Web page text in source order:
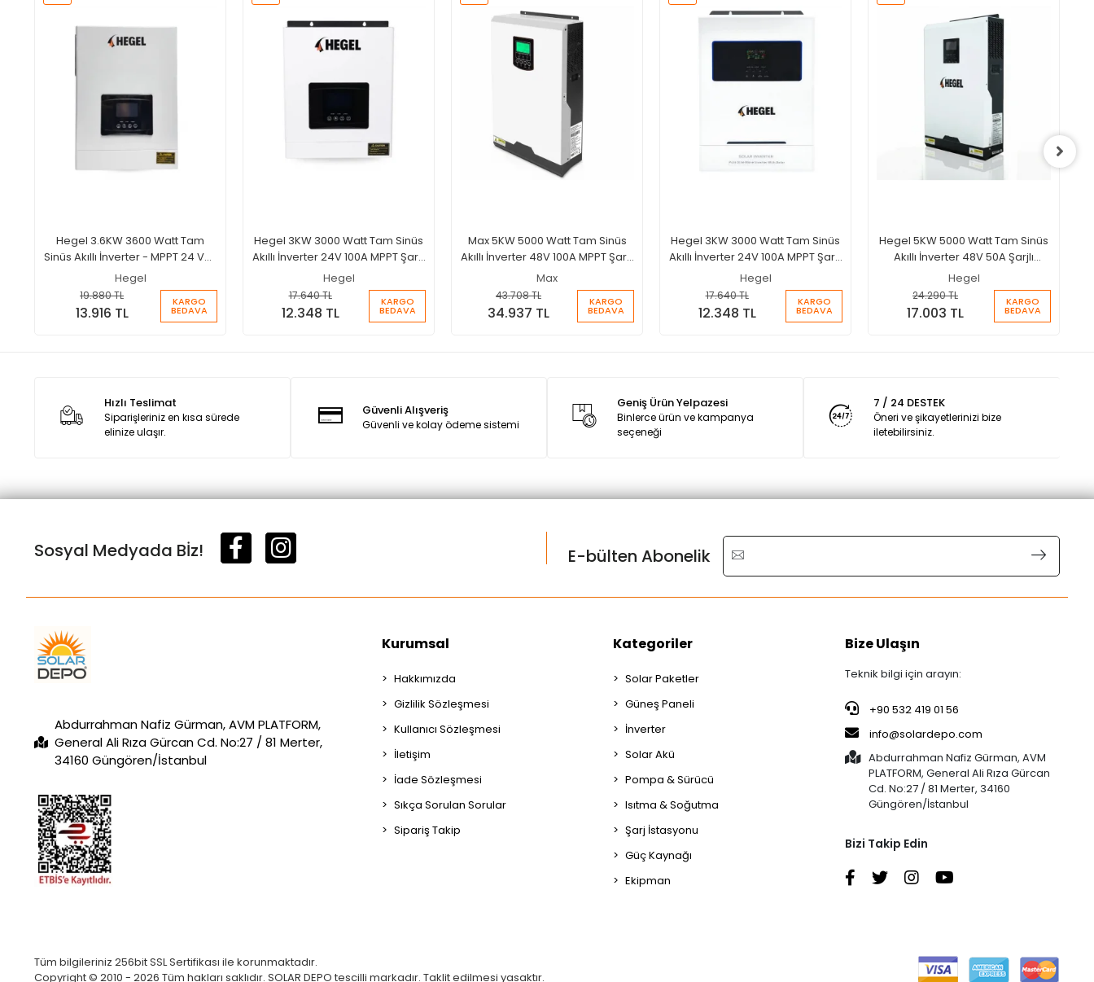
Hegel 3.6KW 3600 Watt Tam
Sinüs Akıllı İnverter - MPPT 24 Volt
100A Şarjlı İnverter
Hegel
19.880 TL
13.916 TL
KARGO
BEDAVA
Hegel 3KW 3000 Watt Tam Sinüs
Akıllı İnverter 24V 100A MPPT Şarjlı
İnverter
Hegel
17.640 TL
12.348 TL
KARGO
BEDAVA
Max 5KW 5000 Watt Tam Sinüs
Akıllı İnverter 48V 100A MPPT Şarjlı
İnverter
Max
43.708 TL
34.937 TL
KARGO
BEDAVA
Hegel 3KW 3000 Watt Tam Sinüs
Akıllı İnverter 24V 100A MPPT Şarjlı
İnverter
Hegel
17.640 TL
12.348 TL
KARGO
BEDAVA
Hegel 5KW 5000 Watt Tam Sinüs
Akıllı İnverter 48V 50A Şarjlı
İnverter
Hegel
24.290 TL
17.003 TL
KARGO
BEDAVA
Hızlı Teslimat
Siparişleriniz en kısa sürede
elinize ulaşır.
Güvenli Alışveriş
Güvenli ve kolay ödeme sistemi
Geniş Ürün Yelpazesi
Binlerce ürün ve kampanya
seçeneği
7 / 24 DESTEK
Öneri ve şikayetlerinizi bize
iletebilirsiniz.
Sosyal Medyada Bİz! E-bülten Abonelik
Abdurrahman Nafiz Gürman, AVM PLATFORM,
General Ali Rıza Gürcan Cd. No:27 / 81 Merter,
34160 Güngören/İstanbul
Kurumsal
Hakkımızda
Gizlilik Sözleşmesi
Kullanıcı Sözleşmesi
İletişim
İade Sözleşmesi
Sıkça Sorulan Sorular
Sipariş Takip
Kategoriler
Solar Paketler
Güneş Paneli
İnverter
Solar Akü
Pompa & Sürücü
Isıtma & Soğutma
Şarj İstasyonu
Güç Kaynağı
Ekipman
Bize Ulaşın
Teknik bilgi için arayın:
+90 532 419 01 56
info@solardepo.com
Abdurrahman Nafiz Gürman, AVM
PLATFORM, General Ali Rıza Gürcan
Cd. No:27 / 81 Merter, 34160
Güngören/İstanbul
Bizi Takip Edin
Tüm bilgileriniz 256bit SSL Sertifikası ile korunmaktadır.
Copyright © 2010 - 2026 Tüm hakları saklıdır. SOLAR DEPO tescilli markadır. Taklit edilmesi yasaktır.